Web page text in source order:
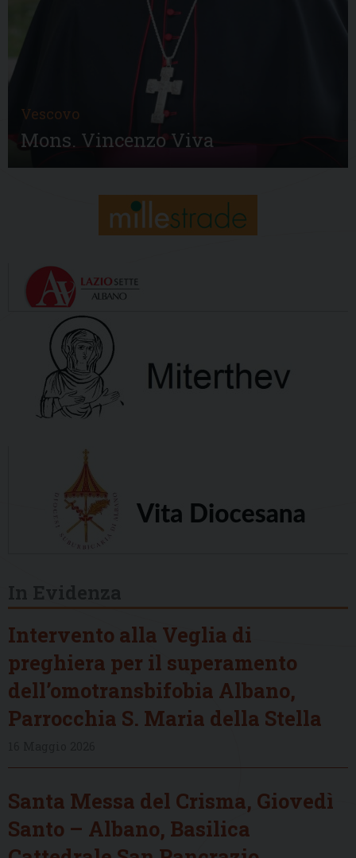
Vescovo
Mons. Vincenzo Viva
Intervento alla Veglia di
preghiera per il superamento
dell’omotransbifobia Albano,
Parrocchia S. Maria della Stella
Santa Messa del Crisma, Giovedì
Santo – Albano, Basilica